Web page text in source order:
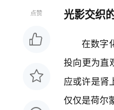
点赞 光影交织
在数字
投向更为直
应或许是肾
仅仅是荷尔